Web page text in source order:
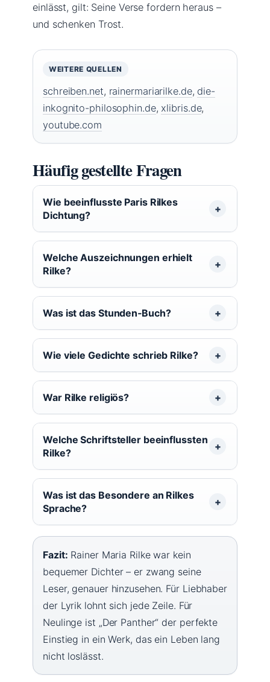
einlässt, gilt: Seine Verse fordern heraus –
und schenken Trost.
WEITERE QUELLEN
schreiben.net, rainermariarilke.de, die-
inkognito-philosophin.de, xlibris.de,
youtube.com
Häufig gestellte Fragen
Wie beeinflusste Paris Rilkes
Dichtung?
Welche Auszeichnungen erhielt
Rilke?
Was ist das Stunden‑Buch?
Wie viele Gedichte schrieb Rilke?
War Rilke religiös?
Welche Schriftsteller beeinflussten
Rilke?
Was ist das Besondere an Rilkes
Sprache?
Fazit: Rainer Maria Rilke war kein
bequemer Dichter – er zwang seine
Leser, genauer hinzusehen. Für Liebhaber
der Lyrik lohnt sich jede Zeile. Für
Neulinge ist „Der Panther“ der perfekte
Einstieg in ein Werk, das ein Leben lang
nicht loslässt.